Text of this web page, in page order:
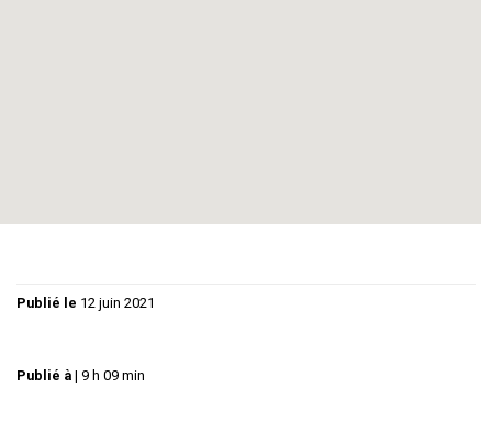
Publié le 12 juin 2021
Publié à | 9 h 09 min